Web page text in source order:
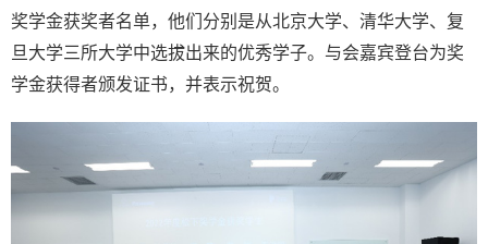
奖学金获奖者名单，他们分别是从北京大学、清华大学、复
旦大学三所大学中选拔出来的优秀学子。与会嘉宾登台为奖
学金获得者颁发证书，并表示祝贺。